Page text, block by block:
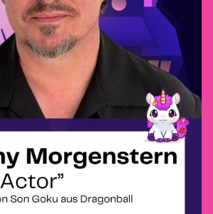
AGB
Widerrufsbelehrung
SIE SICH